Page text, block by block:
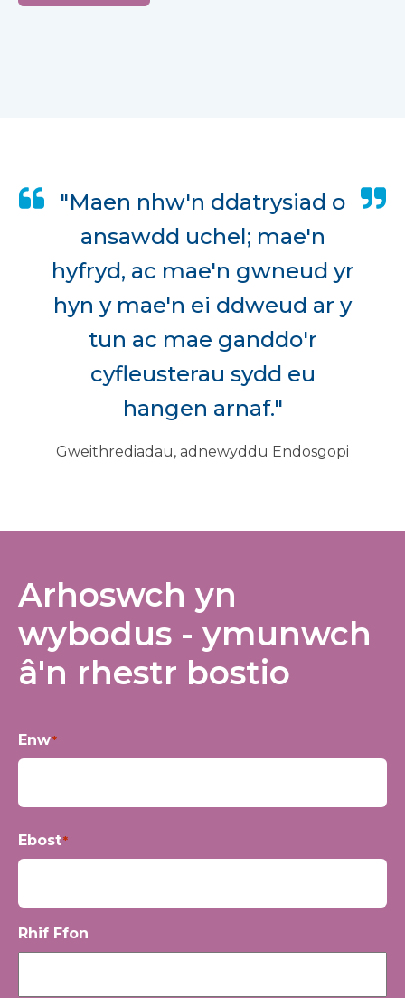
"Maen nhw'n ddatrysiad o
ansawdd uchel; mae'n
hyfryd, ac mae'n gwneud yr
hyn y mae'n ei ddweud ar y
tun ac mae ganddo'r
cyfleusterau sydd eu
hangen arnaf."
Gweithrediadau, adnewyddu Endosgopi
Arhoswch yn
wybodus - ymunwch
â'n rhestr bostio
Enw*
gyntaf
Ebost*
Rhif Ffon